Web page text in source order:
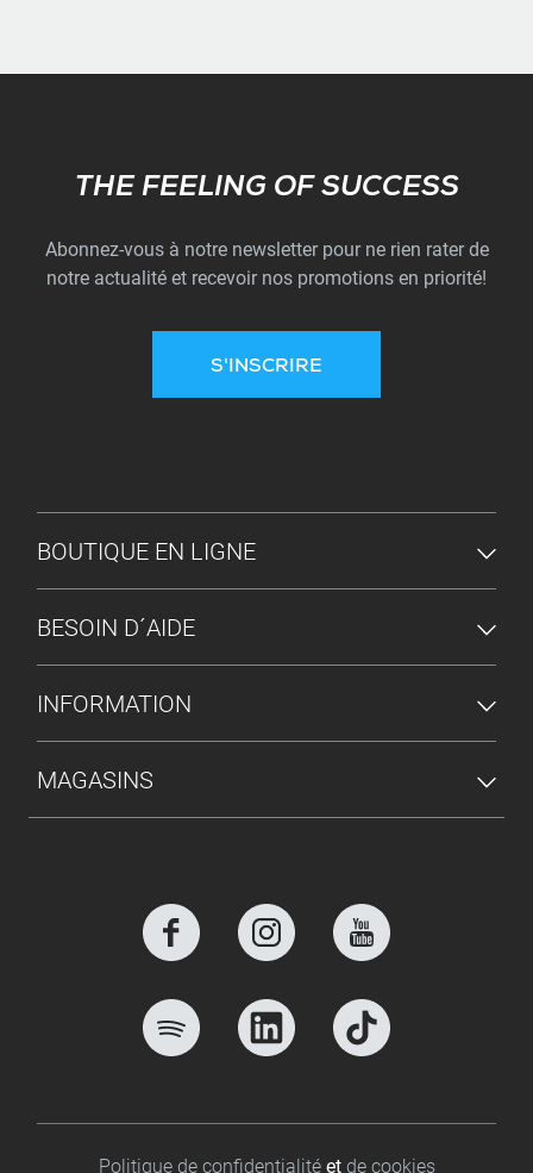
Subscribe
THE FEELING OF SUCCESS
Abonnez-vous à notre newsletter pour ne rien rater de
notre actualité et recevoir nos promotions en priorité!
S'INSCRIRE
MENU DU PIED DE PAGE
BOUTIQUE EN LIGNE
BESOIN D´AIDE
INFORMATION
MAGASINS
Footer bottomPolitique de confidentialité et de cookies